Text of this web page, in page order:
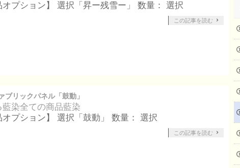
オプション】 選択「昇ー残雪ー」 数量： 選択
この記事を読む
ブリックパネル「鼓動」
藍染全ての商品藍染
オプション】 選択「鼓動」 数量： 選択
この記事を読む